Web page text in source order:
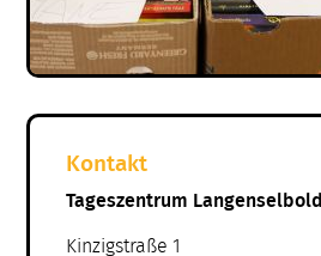
Kontakt
Tageszentrum Langenselbold
Kinzigstraße 1